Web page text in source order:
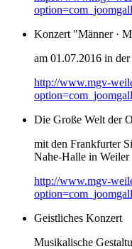
Konzert "Männer ·
am 01.07.2016 in
http://www.mgv-
Die Große Welt der
mit den Frankfurter
Nahe-Halle in Weiler
http://www.mgv-
Geistliches Konzert
Musikalische